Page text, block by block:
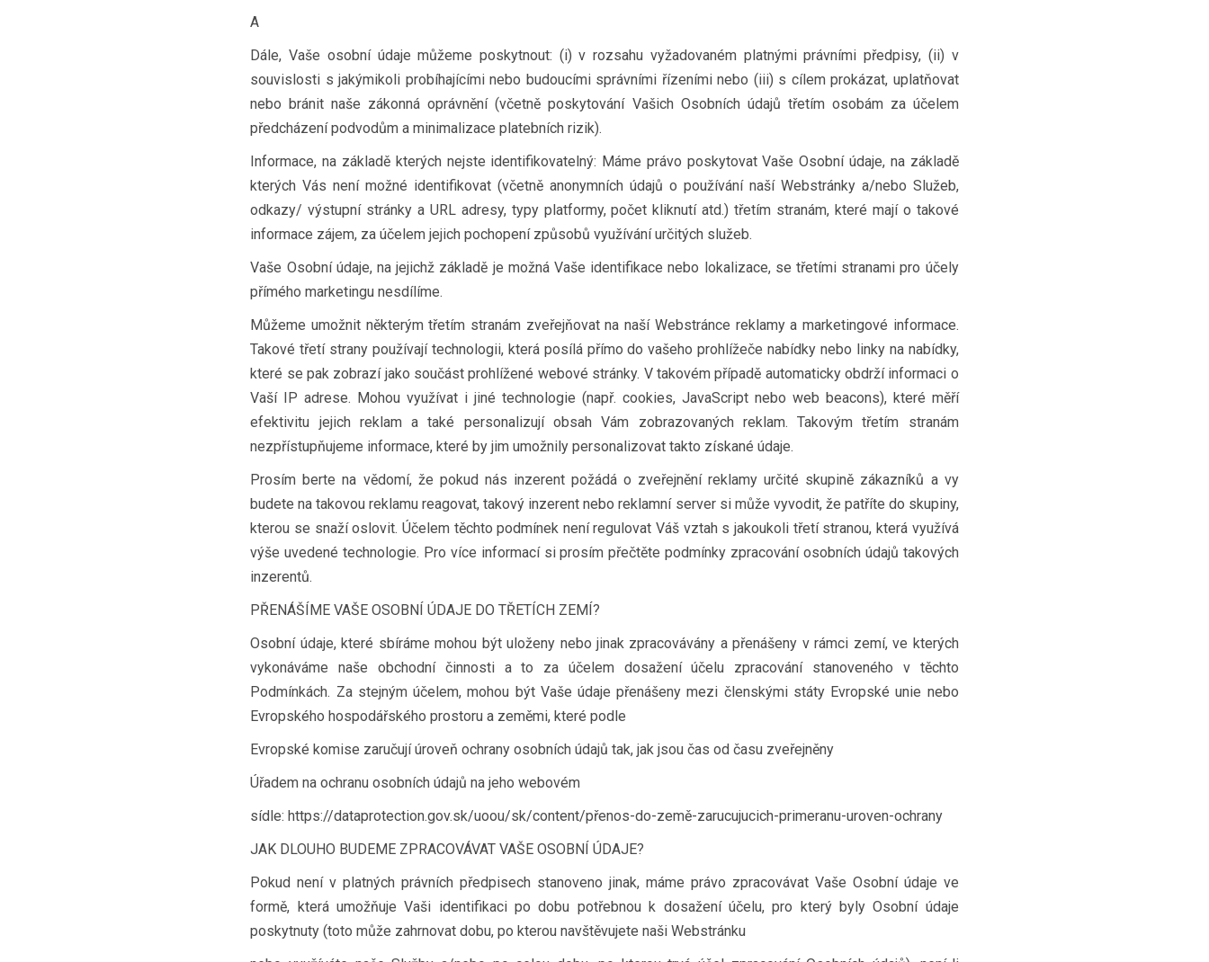
A
Dále, Vaše osobní údaje můžeme poskytnout: (i) v rozsahu vyžadovaném platnými právními předpisy, (ii) v
souvislosti s jakýmikoli probíhajícími nebo budoucími správními řízeními nebo (iii) s cílem prokázat, uplatňovat
nebo bránit naše zákonná oprávnění (včetně poskytování Vašich Osobních údajů třetím osobám za účelem
předcházení podvodům a minimalizace platebních rizik).
Informace, na základě kterých nejste identifikovatelný: Máme právo poskytovat Vaše Osobní údaje, na základě
kterých Vás není možné identifikovat (včetně anonymních údajů o používání naší Webstránky a/nebo Služeb,
odkazy/ výstupní stránky a URL adresy, typy platformy, počet kliknutí atd.) třetím stranám, které mají o takové
informace zájem, za účelem jejich pochopení způsobů využívání určitých služeb.
Vaše Osobní údaje, na jejichž základě je možná Vaše identifikace nebo lokalizace, se třetími stranami pro účely
přímého marketingu nesdílíme.
Můžeme umožnit některým třetím stranám zveřejňovat na naší Webstránce reklamy a marketingové informace.
Takové třetí strany používají technologii, která posílá přímo do vašeho prohlížeče nabídky nebo linky na nabídky,
které se pak zobrazí jako součást prohlížené webové stránky. V takovém případě automaticky obdrží informaci o
Vaší IP adrese. Mohou využívat i jiné technologie (např. cookies, JavaScript nebo web beacons), které měří
efektivitu jejich reklam a také personalizují obsah Vám zobrazovaných reklam. Takovým třetím stranám
nezpřístupňujeme informace, které by jim umožnily personalizovat takto získané údaje.
Prosím berte na vědomí, že pokud nás inzerent požádá o zveřejnění reklamy určité skupině zákazníků a vy
budete na takovou reklamu reagovat, takový inzerent nebo reklamní server si může vyvodit, že patříte do skupiny,
kterou se snaží oslovit. Účelem těchto podmínek není regulovat Váš vztah s jakoukoli třetí stranou, která využívá
výše uvedené technologie. Pro více informací si prosím přečtěte podmínky zpracování osobních údajů takových
inzerentů.
PŘENÁŠÍME VAŠE OSOBNÍ ÚDAJE DO TŘETÍCH ZEMÍ?
Osobní údaje, které sbíráme mohou být uloženy nebo jinak zpracovávány a přenášeny v rámci zemí, ve kterých
vykonáváme naše obchodní činnosti a to za účelem dosažení účelu zpracování stanoveného v těchto
Podmínkách. Za stejným účelem, mohou být Vaše údaje přenášeny mezi členskými státy Evropské unie nebo
Evropského hospodářského prostoru a zeměmi, které podle
Evropské komise zaručují úroveň ochrany osobních údajů tak, jak jsou čas od času zveřejněny
Úřadem na ochranu osobních údajů na jeho webovém
sídle: https://dataprotection.gov.sk/uoou/sk/content/přenos-do-země-zarucujucich-primeranu-uroven-ochrany
JAK DLOUHO BUDEME ZPRACOVÁVAT VAŠE OSOBNÍ ÚDAJE?
Pokud není v platných právních předpisech stanoveno jinak, máme právo zpracovávat Vaše Osobní údaje ve
formě, která umožňuje Vaši identifikaci po dobu potřebnou k dosažení účelu, pro který byly Osobní údaje
poskytnuty (toto může zahrnovat dobu, po kterou navštěvujete naši Webstránku